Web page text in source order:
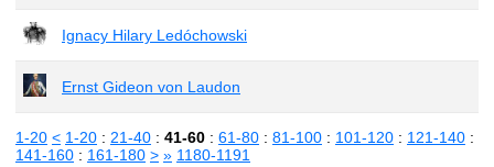
Ignacy Hilary Ledóchowski
Ernst Gideon von Laudon
1-20 < 1-20 : 21-40 : 41-60 : 61-80 : 81-100 : 101-120 : 121-140 :
141-160 : 161-180 > » 1180-1191